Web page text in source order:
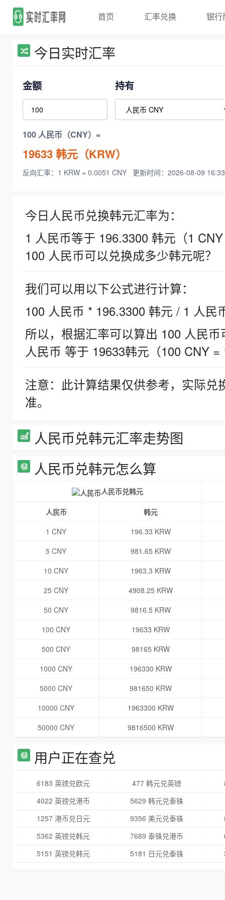
首页 汇率兑换 银行
今日实时汇率
金额 持有
100 人民币（CNY）=
19633韩元（KRW）
反向汇率：1 KRW = 0.0051 CNY 更新时间：2026-08-09
今日人民币兑换韩元汇率为：
1 人民币等于 196.3300 韩元（1
100 人民币可以兑换成多少韩元呢？
我们可以用以下公式进行计算：
100 人民币 * 196.3300 韩元 / 1 人民
所以，根据汇率可以算出 100 人民
人民币 等于 19633韩元（100 CNY =
注意：此计算结果仅供参考，实际
准。
人民币兑韩元汇率走势图
人民币兑韩元怎么算
人民币兑韩元
人民币
韩元
1 CNY
196.33 KRW
5 CNY
981.65 KRW
10 CNY
1963.3 KRW
25 CNY
4908.25 KRW
50 CNY
9816.5 KRW
100 CNY
19633 KRW
500 CNY
98165 KRW
1000 CNY
196330 KRW
5000 CNY
981650 KRW
10000 CNY
1963300 KRW
50000 CNY
9816500 KRW
用户正在查兑
6183 英镑兑欧元 477 韩元兑英镑
4022 英镑兑港币
5629 韩元兑泰铢
1257 港币兑日元
9356 美元兑泰铢
5362 英镑兑韩元
7689 泰铢兑港币
5151 英镑兑韩元
5181 日元兑泰铢